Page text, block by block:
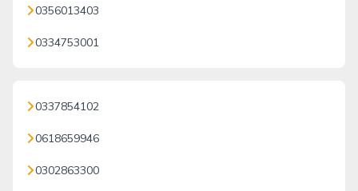
0356013403
0334753001
0337854102
0618659946
0302863300